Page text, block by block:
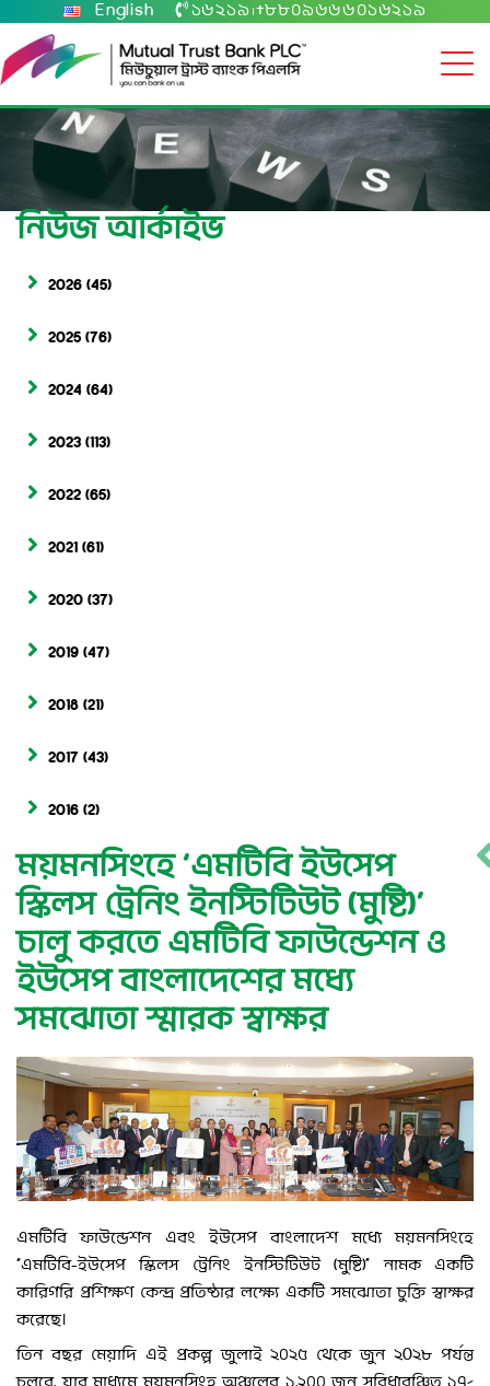
English ১৬২১৯ +৮৮০৯৬৬৬০১৬২১৯
নিউজ আর্কাইভ
2026 (45)
2025 (76)
2024 (64)
2023 (113)
2022 (65)
2021 (61)
2020 (37)
2019 (47)
2018 (21)
2017 (43)
2016 (2)
ময়মনসিংহে ‘এমটিবি ইউসেপ
স্কিলস ট্রেনিং ইনস্টিটিউট (মুষ্টি)’
চালু করতে এমটিবি ফাউন্ডেশন ও
ইউসেপ বাংলাদেশের মধ্যে
সমঝোতা স্মারক স্বাক্ষর
এমটিবি ফাউন্ডেশন এবং ইউসেপ বাংলাদেশ মধ্যে ময়মনসিংহে
“এমটিবি-ইউসেপ স্কিলস ট্রেনিং ইনস্টিটিউট (মুষ্টি)” নামক একটি
কারিগরি প্রশিক্ষণ কেন্দ্র প্রতিষ্ঠার লক্ষ্যে একটি সমঝোতা চুক্তি স্বাক্ষর
করেছে।
তিন বছর মেয়াদি এই প্রকল্প জুলাই ২০২৫ থেকে জুন ২0২৮ পর্যন্ত